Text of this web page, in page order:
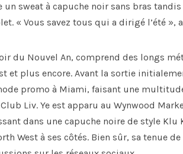
un sweat à capuche noir sans bras
« Vous savez tous qui a dirigé l’été »,
du Nouvel An, comprend des longs
et plus encore. Avant la sortie
promo à Miami, faisant une
Liv. Ye est apparu au Wynwood
dans une capuche noire de style Klu
West à ses côtés. Bien sûr, sa tenue